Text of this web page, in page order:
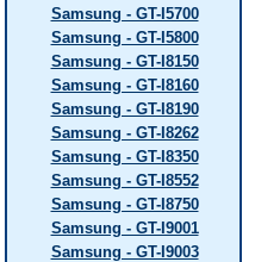
Samsung - GT-I5700
Samsung - GT-I5800
Samsung - GT-I8150
Samsung - GT-I8160
Samsung - GT-I8190
Samsung - GT-I8262
Samsung - GT-I8350
Samsung - GT-I8552
Samsung - GT-I8750
Samsung - GT-I9001
Samsung - GT-I9003